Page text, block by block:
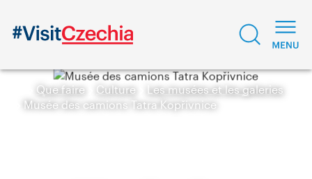
Que faire Culture
Les musées et les galeries
Musée des camions Tatra Kopřivnice